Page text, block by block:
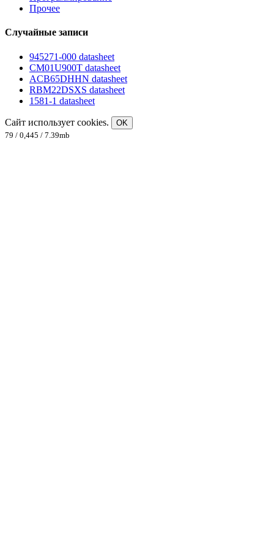
Прочее
Случайные записи
945271-000 datasheet
CM01U900T datasheet
ACB65DHHN datasheet
RBM22DSXS datasheet
1581-1 datasheet
Сайт использует cookies.
OK
79 / 0,445 / 7.39mb